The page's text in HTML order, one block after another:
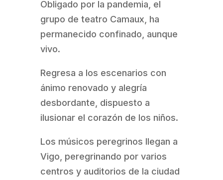
Obligado por la pandemia, el
grupo de teatro Camaux, ha
permanecido confinado, aunque
vivo.
Regresa a los escenarios con
ánimo renovado y alegría
desbordante, dispuesto a
ilusionar el corazón de los niños.
Los músicos peregrinos llegan a
Vigo, peregrinando por varios
centros y auditorios de la ciudad